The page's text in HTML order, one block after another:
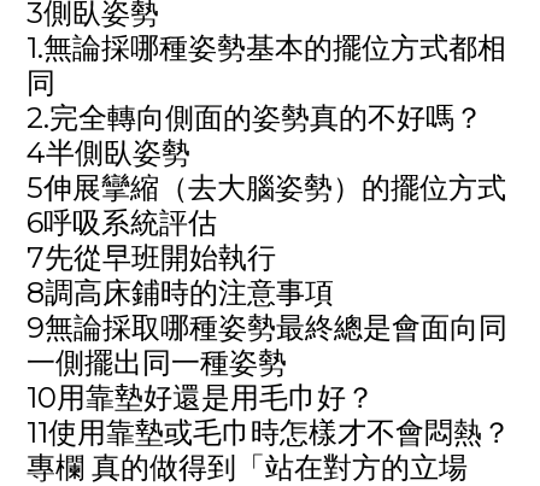
3側臥姿勢
1.無論採哪種姿勢基本的擺位方式都相
同
2.完全轉向側面的姿勢真的不好嗎？
4半側臥姿勢
5伸展攣縮（去大腦姿勢）的擺位方式
6呼吸系統評估
7先從早班開始執行
8調高床鋪時的注意事項
9無論採取哪種姿勢最終總是會面向同
一側擺出同一種姿勢
10用靠墊好還是用毛巾好？
11使用靠墊或毛巾時怎樣才不會悶熱？
專欄 真的做得到「站在對方的立場